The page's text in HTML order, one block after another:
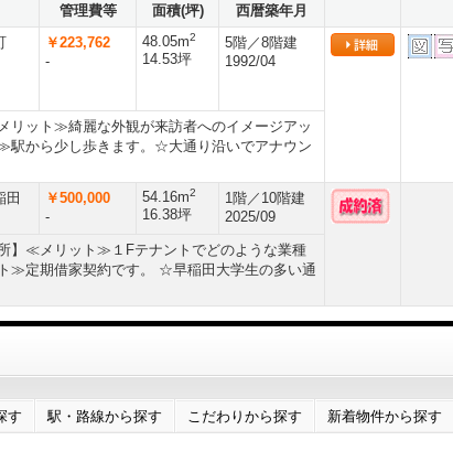
管理費等
面積(坪)
西暦築年月
￥223,762
-
48.05m2
14.53坪
5階／8階建
1992/04
リット≫綺麗な外観が来訪者へのイメージアッ
から少し歩きます。☆大通り沿いでアナウン
田
￥500,000
-
54.16m2
16.38坪
1階／10階建
2025/09
】≪メリット≫１Fテナントでどのような業種
≫定期借家契約です。 ☆早稲田大学生の多い通
す 駅・路線から探す こだわりから探す 新着物件から探す